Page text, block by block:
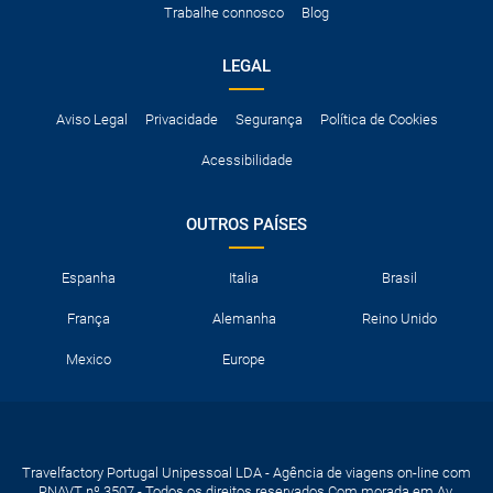
Trabalhe connosco Blog
LEGAL
Aviso Legal Privacidade Segurança Política de Cookies
Acessibilidade
OUTROS PAÍSES
Espanha Italia Brasil
França Alemanha Reino Unido
Mexico Europe
Travelfactory Portugal Unipessoal LDA - Agência de viagens on-line com